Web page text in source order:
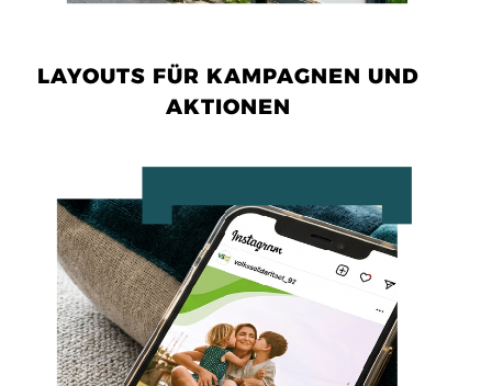
LAYOUTS FÜR KAMPAGNEN UND
AKTIONEN